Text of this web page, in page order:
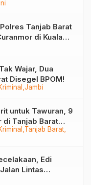
Tanjab Barat
di Kuala
Jambi
Wajar, Dua
Disegel BPOM!
Tanjab Barat
untuk Tawuran, 9
Tanjab Barat
Edi
Lintas
2028